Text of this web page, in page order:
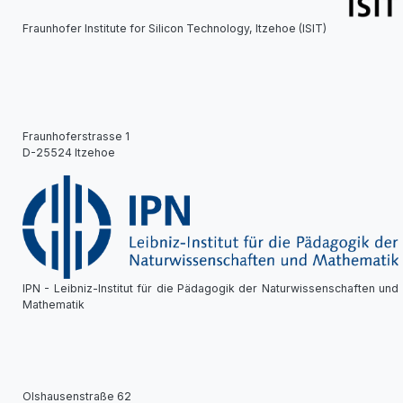
Fraunhofer Institute for Silicon Technology, Itzehoe (ISIT)
Fraunhoferstrasse 1
D-25524 Itzehoe
IPN - Leibniz-Institut für die Pädagogik der Naturwissenschaften und
Mathematik
Olshausenstraße 62